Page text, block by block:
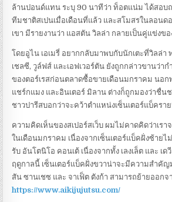
ล้านปอนด์แทน ระบุ 90 นาทีว่า ท็อตแน่ม ได้สอบ
ทีมชาติสเปนเมื่อเดือนที่แล้ว และสโมสรในลอนด
เขา มีรายงานว่า แอสตัน วิลล่า กลายเป็นคู่แข่งข
โดยอูไน เอเมรี่ อยากกลับมาพบกับนักเตะที่วิลล่า
เชลซี, วูล์ฟส์ และเอฟเวอร์ตัน ยังถูกกล่าวขานว่า
ของตอร์เรสก่อนตลาดซื้อขายเดือนมกราคม นอก
แชร์กแมง และอินเตอร์ มิลาน ต่างก็ถูกมองว่าชื่นช
ชาวปารีสบอกว่าจะคว้าตําแหน่งเซ็นเตอร์แบ็ครา
ความคิดเห็นของสเปอร์สเว็บ ผมไม่คาดคิดว่าเรา
ในเดือนมกราคม เนื่องจากเซ็นเตอร์แบ็คฝั่งซ้าย
รับ อันโตนิโอ คอนเต้ เนื่องจากทั้ง เลงเล็ต และ เ
ฤดูกาลนี้ เซ็นเตอร์แบ็คฝั่งขวาน่าจะมีความสําคัญ
สัน ซานเชซ และ จาเฟ็ต ตังก้า สามารถย้ายออกจ
https://www.aikijujutsu.com/